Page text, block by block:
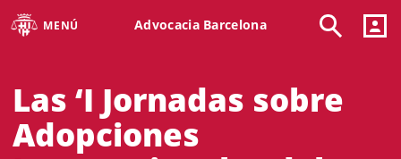
MENÚ Advocacia Barcelona
Las ‘I Jornadas sobre
Adopciones